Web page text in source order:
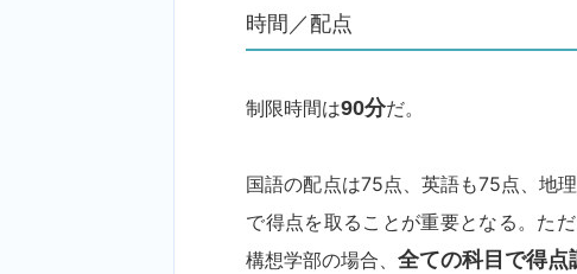
時間／配点
制限時間は90分だ。
国語の配点は75点、英語も75点、地
で得点を取ることが重要となる。た
構想学部の場合、全ての科目で得点